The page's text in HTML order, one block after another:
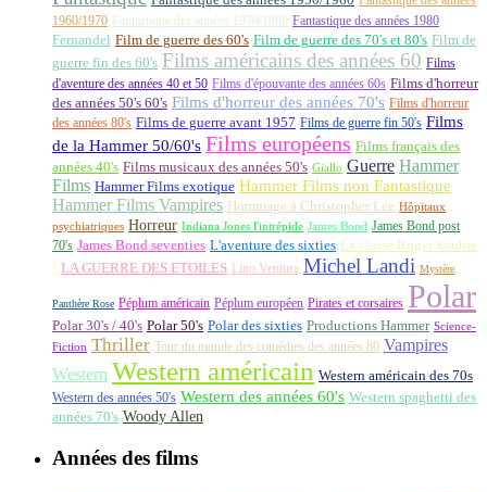
1960/1970 Fantastique des années 1970/1980 Fantastique des années 1980
Fernandel Film de guerre des 60's Film de guerre des 70's et 80's Film de
guerre fin des 60's Films américains des années 60 Films
d'aventure des années 40 et 50 Films d'épouvante des années 60s Films d'horreur
des années 50's 60's Films d'horreur des années 70's Films d'horreur
des années 80's Films de guerre avant 1957 Films de guerre fin 50's Films
de la Hammer 50/60's Films européens Films français des
années 40's Films musicaux des années 50's Giallo Guerre Hammer
Films Hammer Films exotique Hammer Films non Fantastique
Hammer Films Vampires Hommage à Christopher Lee Hôpitaux
psychiatriques Horreur Indiana Jones l'intrépide James Bond James Bond post
70's James Bond seventies L'aventure des sixties La classe Roger Soubie
! LA GUERRE DES ETOILES Lino Ventura Michel Landi Mystère
Panthère Rose Péplum américain Péplum européen Pirates et corsaires Polar
Polar 30's / 40's Polar 50's Polar des sixties Productions Hammer Science-
Fiction Thriller Tour du monde des comédies des années 80 Vampires
Western Western américain Western américain des 70s
Western des années 50's Western des années 60's Western spaghetti des
années 70's Woody Allen
Années des films